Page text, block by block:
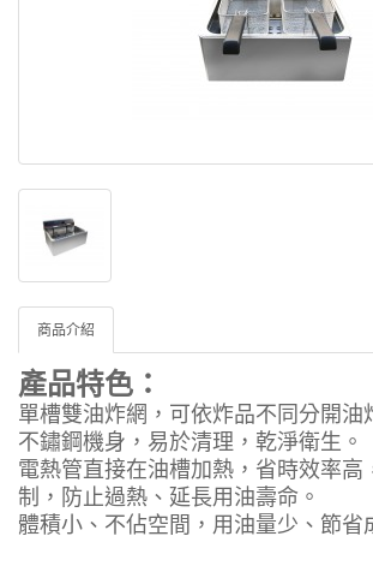
商品介紹
產品特色：
單槽雙油炸網，可依炸品不同分開油
不鏽鋼機身，易於清理，乾淨衛生。
電熱管直接在油槽加熱，省時效率高
制，防止過熱、延長用油壽命。
體積小、不佔空間，用油量少、節省